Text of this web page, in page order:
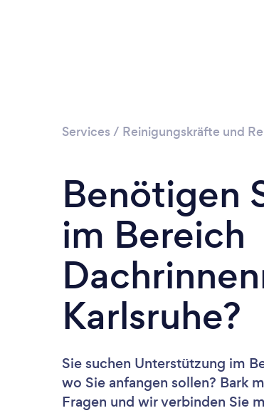
Services / Reinigungskräfte und
Benötigen
im Bereich
Karlsruhe?
Sie suchen Unterstützung im
wo Sie anfangen sollen? Bark
Fragen und wir verbinden Sie